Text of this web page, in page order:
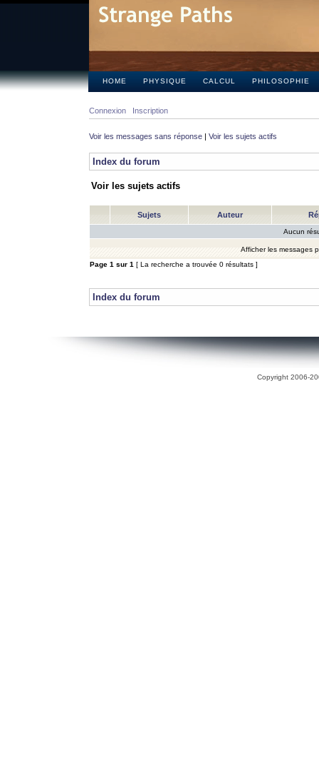
HOME PHYSIQUE CALCUL PHILOSOPHIE
Connexion Inscription
Voir les messages sans réponse | Voir les sujets actifs
Index du forum
Voir les sujets actifs
Sujets Auteur
Aucun
Afficher les messages
Page 1 sur 1 [ La recherche a trouvée 0 résultats ]
Index du forum
Copyright 2006-